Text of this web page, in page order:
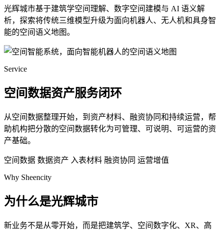
光辉城市基于建筑学空间理解、数字空间建模与 AI 语义解
析，探索将传统三维模型升级为面向机器人、无人机和具身智
能的空间语义地图。
Service
空间数据资产服务闭环
从空间数据整理开始，到资产材料、融资协同和持续运营，帮
助机构把分散的空间数据转化为可管理、可说明、可运营的资
产基础。
空间数据 数据资产 入表材料 融资协同 运营增值
Why Sheencity
为什么是光辉城市
新业务不是从零开始，而是把建筑学、空间数字化、XR、高